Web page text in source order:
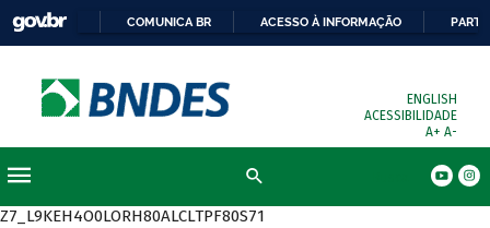
COMUNICA BR ACESSO À INFORMAÇÃO
ENGLISH
ACESSIBILIDADE
A+ A-
Z7_L9KEH4O0LORH80ALCLTPF80S71